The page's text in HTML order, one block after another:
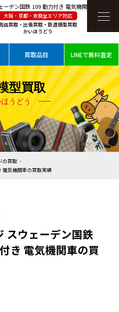
デン国鉄 109 動力付き 電気機関車を高価買
大阪・京都・奈良全エリア対応
価買取・出張買取・鉄道模型買取
かいほうどう
買取品目 LINEで無料査定
型買取
うどう
の買取
電気機関車の買取実績
スウェーデン国鉄
き 電気機関車の買